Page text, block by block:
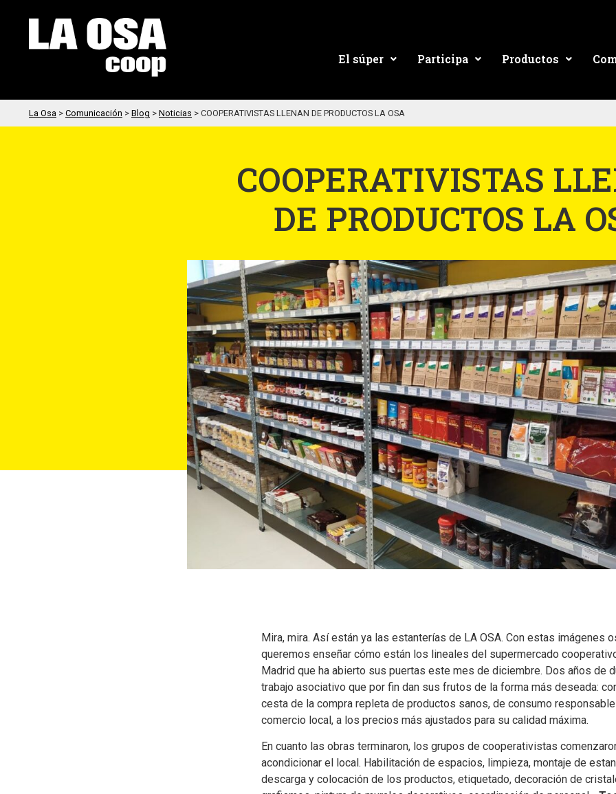
El súper Participa Productos
La Osa > Comunicación > Blog > Noticias > COOPERATIVISTAS LLENAN DE PRODUCTOS LA OSA
COOPERATIVISTAS
DE PRODUCTOS LA
Mira, mira. Así están ya las estanterías de LA OSA. Con estas imágenes
queremos enseñar cómo están los lineales del supermercado
Madrid que ha abierto sus puertas este mes de diciembre. Dos años de
trabajo asociativo que por fin dan sus frutos de la forma más deseada:
cesta de la compra repleta de productos sanos, de consumo
comercio local, a los precios más ajustados para su calidad máxima.
En cuanto las obras terminaron, los grupos de cooperativistas
acondicionar el local. Habilitación de espacios, limpieza, montaje de
descarga y colocación de los productos, etiquetado, decoración de